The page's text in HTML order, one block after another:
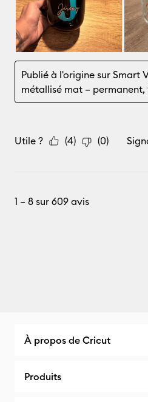
À propos de Cricut
Produits